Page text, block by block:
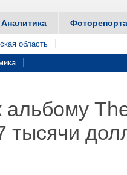
Аналитика
область
альбому
тысячи